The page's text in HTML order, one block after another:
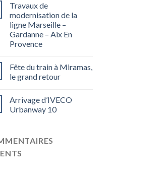
Travaux de
modernisation de la
ligne Marseille –
Gardanne – Aix En
Provence
Fête du train à Miramas,
le grand retour
Arrivage d’IVECO
Urbanway 10